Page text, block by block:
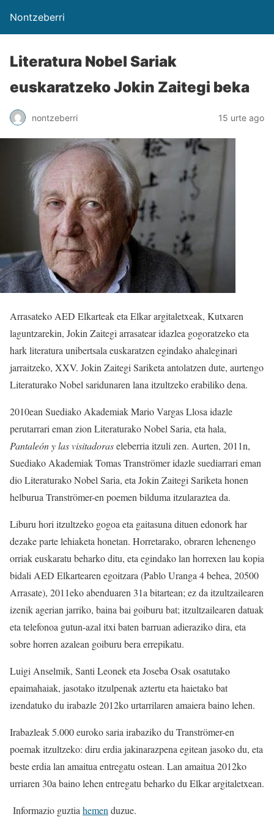
Nontzeberri
Literatura Nobel Sariak
euskaratzeko Jokin Zaitegi beka
nontzeberri 15 urte ago
Arrasateko AED Elkarteak eta Elkar argitaletxeak, Kutxaren
laguntzarekin, Jokin Zaitegi arrasatear idazlea gogoratzeko eta
hark literatura unibertsala euskaratzen egindako ahaleginari
jarraitzeko, XXV. Jokin Zaitegi Sariketa antolatzen dute, aurtengo
Literaturako Nobel saridunaren lana itzultzeko erabiliko dena.
2010ean Suediako Akademiak Mario Vargas Llosa idazle
perutarrari eman zion Literaturako Nobel Saria, eta hala,
Pantaleón y las visitadoraseleberria itzuli zen. Aurten, 2011n,
Suediako Akademiak Tomas Tranströmer idazle suediarrari eman
dio Literaturako Nobel Saria, eta Jokin Zaitegi Sariketa honen
helburua Tranströmer-en poemen bilduma itzularaztea da.
Liburu hori itzultzeko gogoa eta gaitasuna dituen edonork har
dezake parte lehiaketa honetan. Horretarako, obraren lehenengo
orriak euskaratu beharko ditu, eta egindako lan horrexen lau kopia
bidali AED Elkartearen egoitzara (Pablo Uranga 4 behea, 20500
Arrasate), 2011eko abenduaren 31a bitartean; ez da itzultzailearen
izenik agerian jarriko, baina bai goiburu bat; itzultzailearen datuak
eta telefonoa gutun-azal itxi baten barruan adieraziko dira, eta
sobre horren azalean goiburu bera errepikatu.
Luigi Anselmik, Santi Leonek eta Joseba Osak osatutako
epaimahaiak, jasotako itzulpenak aztertu eta haietako bat
izendatuko du irabazle 2012ko urtarrilaren amaiera baino lehen.
Irabazleak 5.000 euroko saria irabaziko du Tranströmer-en
poemak itzultzeko: diru erdia jakinarazpena egitean jasoko du, eta
beste erdia lan amaitua entregatu ostean. Lan amaitua 2012ko
urriaren 30a baino lehen entregatu beharko du Elkar argitaletxean.
Informazio guztia hemen duzue.